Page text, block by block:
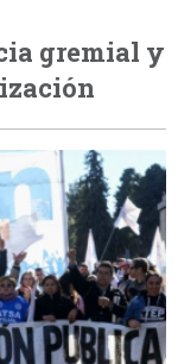
gremial y